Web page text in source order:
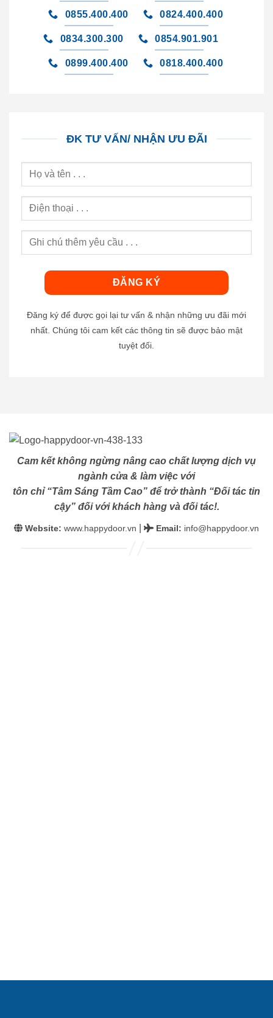
0855.400.400 0824.400.400
0834.300.300 0854.901.901
0899.400.400 0818.400.400
ĐK TƯ VẤN/ NHẬN ƯU ĐÃI
Đăng ký để được gọi lại tư vấn & nhận những ưu đãi mới
nhất. Chúng tôi cam kết các thông tin sẽ được bảo mật
tuyệt đối.
Cam kết không ngừng nâng cao chất lượng dịch vụ
ngành cửa & làm việc với
tôn chỉ “Tâm Sáng Tầm Cao” để trở thành “Đối tác tin
cậy” đối với khách hàng và đối tác!.
Website: www.happydoor.vn Email: info@happydoor.vn